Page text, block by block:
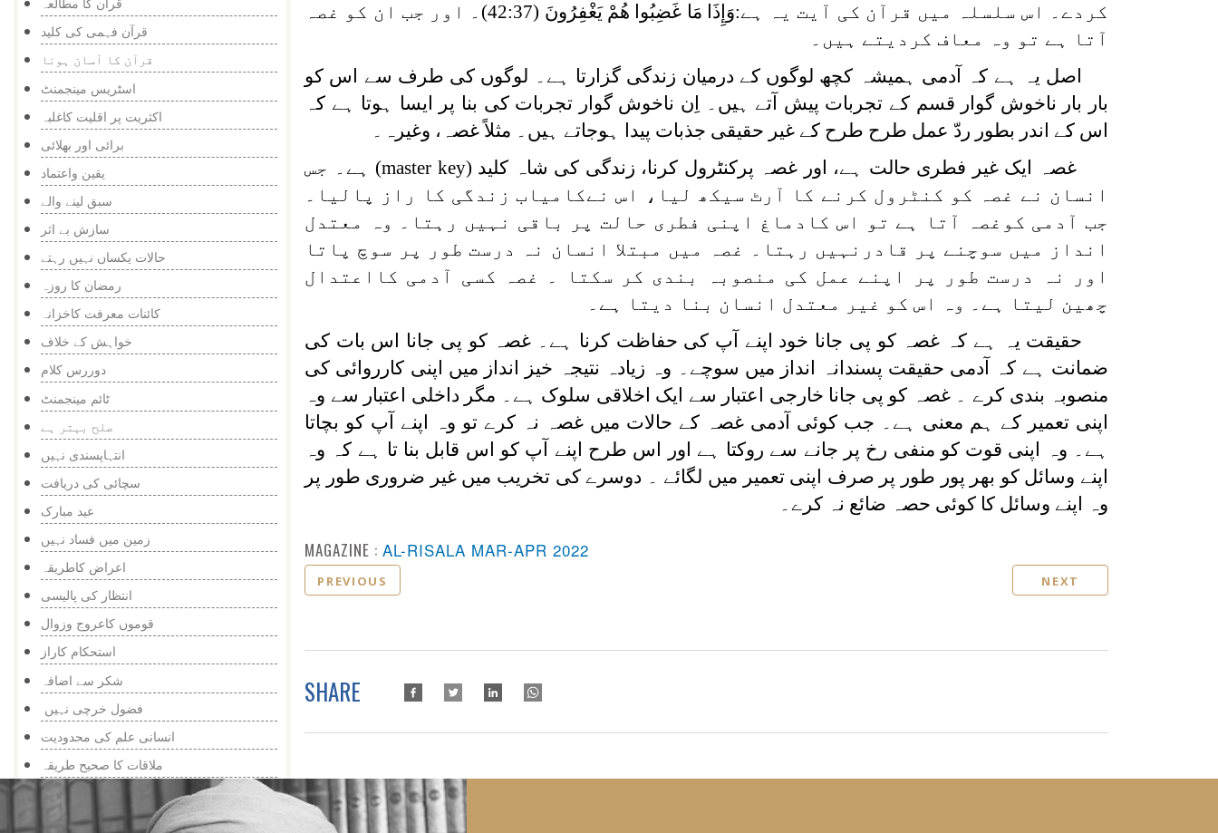
کردے۔ اس سلسلہ میں قرآن کی آیت یہ ہے:وَإِذَا مَا غَضِبُوا هُمْ يَغْفِرُونَ
(42:37)۔ اور جب ان کو غصہ
آتا ہے تو وہ معاف کردیتے ہیں۔
اصل یہ ہے کہ آدمی ہمیشہ کچھ لوگوں کے درمیان زندگی گزارتا ہے۔ لوگوں کی طرف سے اس کو
بار بار ناخوش گوار قسم کے تجربات پیش آتے ہیں۔ اِن ناخوش گوار تجربات کی بنا پر ایسا ہوتا ہے کہ
اس کے اندر بطور ردّ عمل طرح طرح کے غیر حقیقی جذبات پیدا ہوجاتے ہیں۔ مثلاً غصہ، وغیرہ۔
غصہ ایک غیر فطری حالت ہے، اور غصہ پرکنٹرول کرنا، زندگی کی شاہ کلید (master key) ہے۔ جس
انسان نے غصہ کو کنٹرول کرنے کا آرٹ سیکھ لیا، اس نےکامیاب زندگی کا راز پالیا۔
جب آدمی کوغصہ آتا ہے تو اس کادماغ اپنی فطری حالت پر باقی نہیں رہتا۔ وہ معتدل
انداز میں سوچنے پر قادرنہیں رہتا۔ غصہ میں مبتلا انسان نہ درست طور پر سوچ پاتا
اور نہ درست طور پر اپنے عمل کی منصوبہ بندی کر سکتا ۔ غصہ کسی آدمی کااعتدال
چھین لیتا ہے۔ وہ اس کو غیر معتدل انسان بنا دیتا ہے۔
حقیقت یہ ہے کہ غصہ کو پی جانا خود اپنے آپ کی حفاظت کرنا ہے۔ غصہ کو پی جانا اس بات کی
ضمانت ہے کہ آدمی حقیقت پسندانہ انداز میں سوچے۔ وہ زیادہ نتیجہ خیز انداز میں اپنی کارروائی کی
منصوبہ بندی کرے ۔ غصہ کو پی جانا خارجی اعتبار سے ایک اخلاقی سلوک ہے۔ مگر داخلی اعتبار سے وہ
اپنی تعمیر کے ہم معنی ہے۔ جب کوئی آدمی غصہ کے حالات میں غصہ نہ کرے تو وہ اپنے آپ کو بچاتا
ہے۔ وہ اپنی قوت کو منفی رخ پر جانے سے روکتا ہے اور اس طرح اپنے آپ کو اس قابل بنا تا ہے کہ وہ
اپنے وسائل کو بھر پور طور پر صرف اپنی تعمیر میں لگائے ۔ دوسرے کی تخریب میں غیر ضروری طور پر
وہ اپنے وسائل کا کوئی حصہ ضائع نہ کرے۔
MAGAZINE : AL-RISALA MAR-APR 2022
PREVIOUS NEXT
SHARE
قرآن فہمی کی کلید
قرآن کا آسان ہونا
اسٹریس مینجمنٹ
اکثریت پر اقلیت کاغلبہ
برائی اور بھلائی
یقین واعتماد
سبق لینے والے
سازش بے اثر
حالات یکساں نہیں رہتے
رمضان کا روزہ
کائنات معرفت کاخزانہ
خواہش کے خلاف
دوررس کلام
ٹائم مینجمنٹ
صلح بہتر ہے
انتہاپسندی نہیں
سچائی کی دریافت
عید مبارک
زمین میں فساد نہیں
اعراض کاطریقہ
انتظار کی پالیسی
قوموں کاعروج وزوال
استحکام کاراز
شکر سے اضافہ
فضول خرچی نہیں
انسانی علم کی محدودیت
ملاقات کا صحیح طریقہ
کامیاب قیادت کا راز